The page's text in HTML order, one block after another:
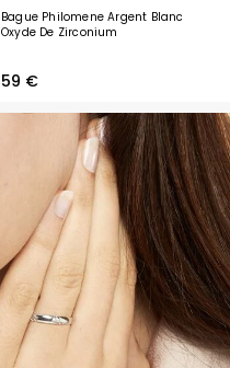
Bague Philomene Argent Blanc
Oxyde De Zirconium
59 €